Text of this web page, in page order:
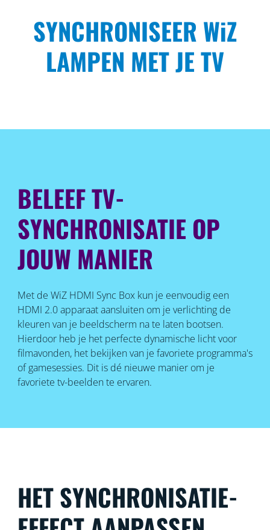
SYNCHRONISEER WiZ
LAMPEN MET JE TV
BELEEF TV-
SYNCHRONISATIE OP
JOUW MANIER
Met de WiZ HDMI Sync Box kun je eenvoudig een
HDMI 2.0 apparaat aansluiten om je verlichting de
kleuren van je beeldscherm na te laten bootsen.
Hierdoor heb je het perfecte dynamische licht voor
filmavonden, het bekijken van je favoriete programma's
of gamesessies. Dit is dé nieuwe manier om je
favoriete tv-beelden te ervaren.
HET SYNCHRONISATIE-